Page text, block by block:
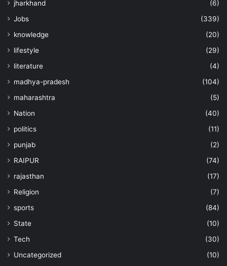
jharkhand
(6)
Jobs
(339)
knowledge
(20)
lifestyle
(29)
literature
(4)
madhya-pradesh
(104)
maharashtra
(5)
Nation
(40)
politics
(11)
punjab
(2)
RAIPUR
(74)
rajasthan
(17)
Religion
(7)
sports
(84)
State
(10)
Tech
(30)
Uncategorized
(10)